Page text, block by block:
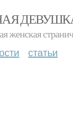
женская
статьи